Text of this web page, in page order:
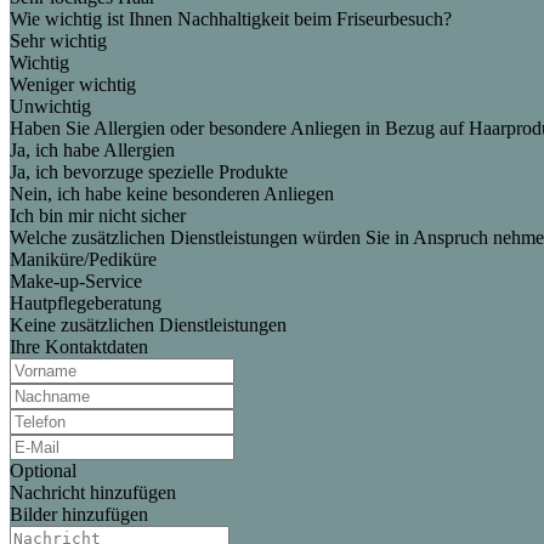
Wie wichtig ist Ihnen Nachhaltigkeit beim Friseurbesuch?
Sehr wichtig
Wichtig
Weniger wichtig
Unwichtig
Haben Sie Allergien oder besondere Anliegen in Bezug auf
Ja, ich habe Allergien
Ja, ich bevorzuge spezielle Produkte
Nein, ich habe keine besonderen Anliegen
Ich bin mir nicht sicher
Welche zusätzlichen Dienstleistungen würden Sie in Anspruch
Maniküre/Pediküre
Make-up-Service
Hautpflegeberatung
Keine zusätzlichen Dienstleistungen
Ihre Kontaktdaten
Optional
Nachricht hinzufügen
Bilder hinzufügen